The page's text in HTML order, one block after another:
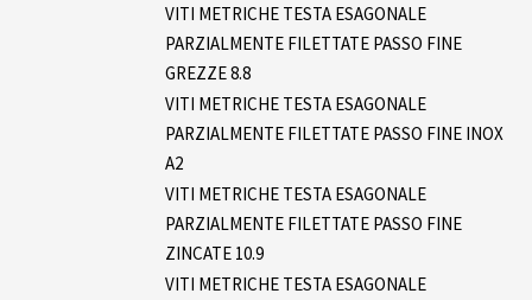
VITI METRICHE TESTA ESAGONALE
PARZIALMENTE FILETTATE PASSO FINE
GREZZE 8.8
VITI METRICHE TESTA ESAGONALE
PARZIALMENTE FILETTATE PASSO FINE INOX
A2
VITI METRICHE TESTA ESAGONALE
PARZIALMENTE FILETTATE PASSO FINE
ZINCATE 10.9
VITI METRICHE TESTA ESAGONALE